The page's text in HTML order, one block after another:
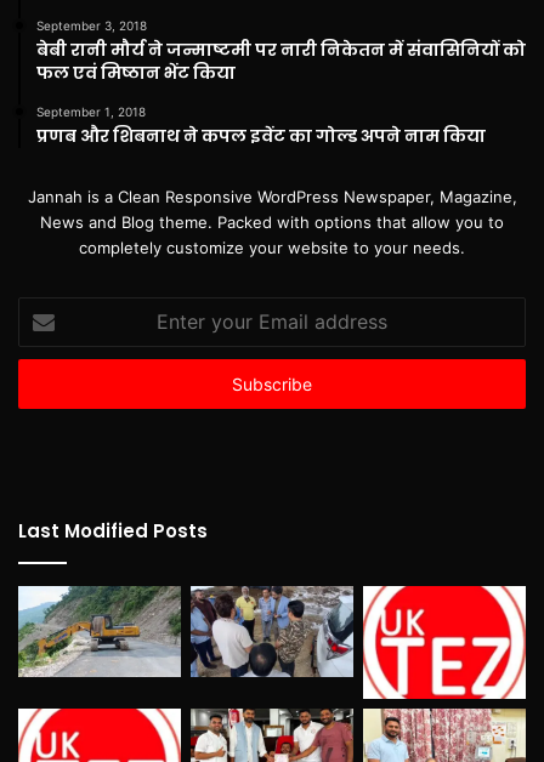
September 3, 2018
बेबी रानी मौर्य ने जन्माष्टमी पर नारी निकेतन में संवासिनियों को
फल एवं मिष्ठान भेंट किया
September 1, 2018
प्रणब और शिबनाथ ने कपल इवेंट का गोल्ड अपने नाम किया
Jannah is a Clean Responsive WordPress Newspaper, Magazine,
News and Blog theme. Packed with options that allow you to
completely customize your website to your needs.
your
Email
Last Modified Posts